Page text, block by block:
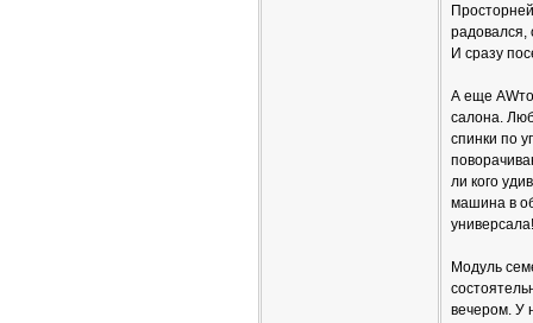
радовался,
И сразу
А еще
салона.
спинки по
ли кого
машина в
универсала!
Модуль
вечером. У